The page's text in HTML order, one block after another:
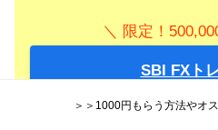
＼ 限定！
SBI FXト
無料で口
＞＞1000円もらう方法やオ